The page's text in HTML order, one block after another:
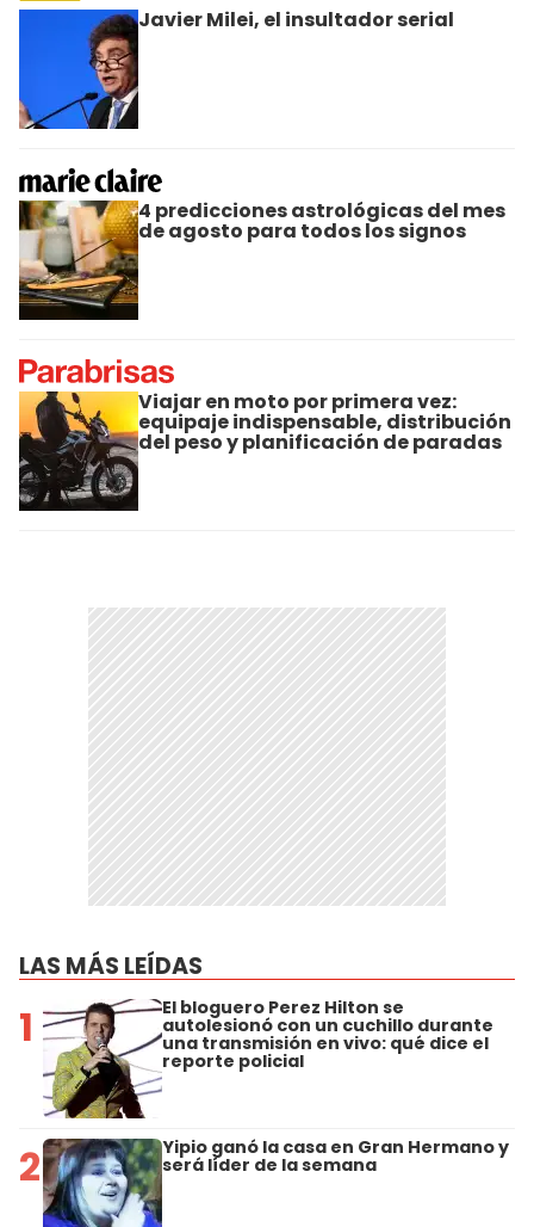
Javier Milei, el insultador serial
4 predicciones astrológicas del mes
de agosto para todos los signos
Viajar en moto por primera vez:
equipaje indispensable, distribución
del peso y planificación de paradas
LAS MÁS LEÍDAS
1 El bloguero Perez Hilton se
autolesionó con un cuchillo durante
una transmisión en vivo: qué dice el
reporte policial
2 Yipio ganó la casa en Gran Hermano y
será líder de la semana